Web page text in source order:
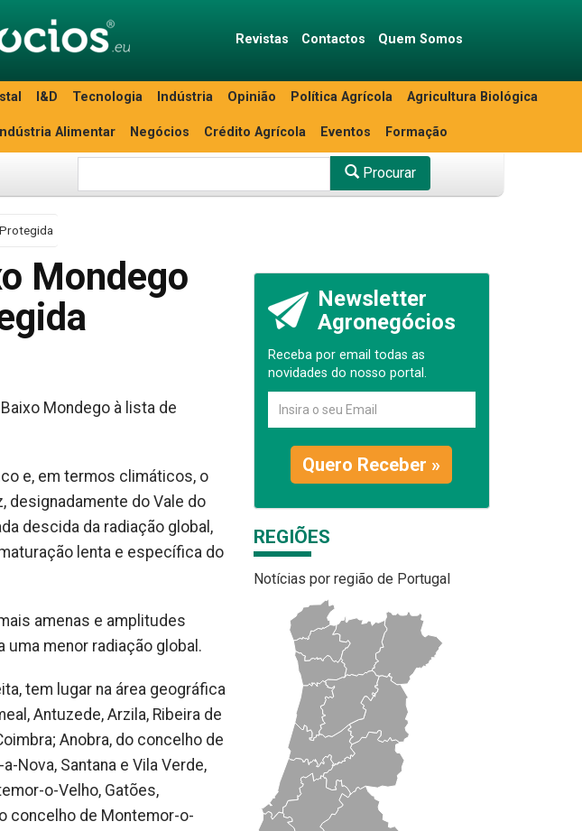
Revistas Contactos Quem Somos
I&D Tecnologia Indústria Opinião Política Agrícola Agricultura Biológica
Indústria Alimentar Negócios Crédito Agrícola Eventos Formação
Procurar
Mondego
Mondego à lista de
e, em termos climáticos, o
designadamente do Vale do
descida da radiação global,
lenta e específica do
amenas e amplitudes
menor radiação global.
tem lugar na área geográfica
Antuzede, Arzila, Ribeira de
Anobra, do concelho de
Nova, Santana e Vila Verde,
o-Velho, Gatões,
concelho de Montemor-o-
Newsletter
Agronegócios
Receba por email todas as
novidades do nosso portal.
Quero Receber »
REGIÕES
Notícias por região de Portugal